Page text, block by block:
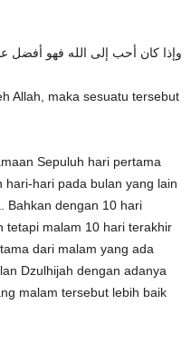
وإذا كان أحب إلى الله فهو أفضل
Allah, maka sesuatu tersebut
Sepuluh hari pertama
hari-hari pada bulan yang lain
Bahkan dengan 10 hari
tetapi malam 10 hari terakhir
dari malam yang ada
Dzulhijah dengan adanya
malam tersebut lebih baik